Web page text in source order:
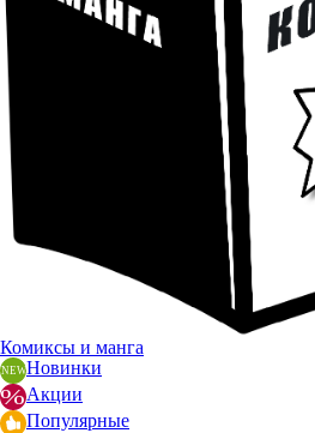
Комиксы и манга
Новинки
Акции
Популярные